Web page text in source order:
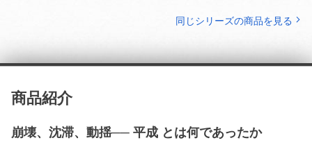
同じシリーズの商品を見る
商品紹介
崩壊、沈滞、動揺── 平成 とは何であったか